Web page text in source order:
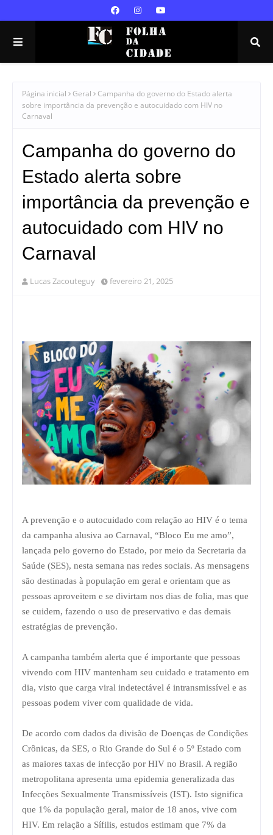
Página inicial Geral
Campanha do governo do Estado alerta
sobre importância da prevenção e autocuidado com HIV no
Carnaval
Campanha do governo do
Estado alerta sobre
importância da prevenção e
autocuidado com HIV no
Carnaval
Lucas Zacouteguy fevereiro 21, 2025
A prevenção e o autocuidado com relação ao HIV é o tema
da campanha alusiva ao Carnaval, “Bloco Eu me amo”,
lançada pelo governo do Estado, por meio da Secretaria da
Saúde (SES), nesta semana nas redes sociais. As mensagens
são destinadas à população em geral e orientam que as
pessoas aproveitem e se divirtam nos dias de folia, mas que
se cuidem, fazendo o uso de preservativo e das demais
estratégias de prevenção.
A campanha também alerta que é importante que pessoas
vivendo com HIV mantenham seu cuidado e tratamento em
dia, visto que carga viral indetectável é intransmissível e as
pessoas podem viver com qualidade de vida.
De acordo com dados da divisão de Doenças de Condições
Crônicas, da SES, o Rio Grande do Sul é o 5º Estado com
as maiores taxas de infecção por HIV no Brasil. A região
metropolitana apresenta uma epidemia generalizada das
Infecções Sexualmente Transmissíveis (IST). Isto significa
que 1% da população geral, maior de 18 anos, vive com
HIV. Em relação a Sífilis, estudos estimam que 7% da